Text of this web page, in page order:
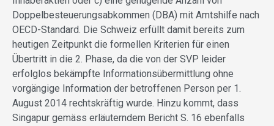
Doppelbesteuerungsabkommen (DBA) mit Amtshilfe nach
OECD-Standard. Die Schweiz erfüllt damit bereits zum
heutigen Zeitpunkt die formellen Kriterien für einen
Übertritt in die 2. Phase, da die von der SVP leider
erfolglos bekämpfte Informationsübermittlung ohne
vorgängige Information der betroffenen Person per 1.
August 2014 rechtskräftig wurde. Hinzu kommt, dass
Singapur gemäss erläuterndem Bericht S. 16 ebenfalls